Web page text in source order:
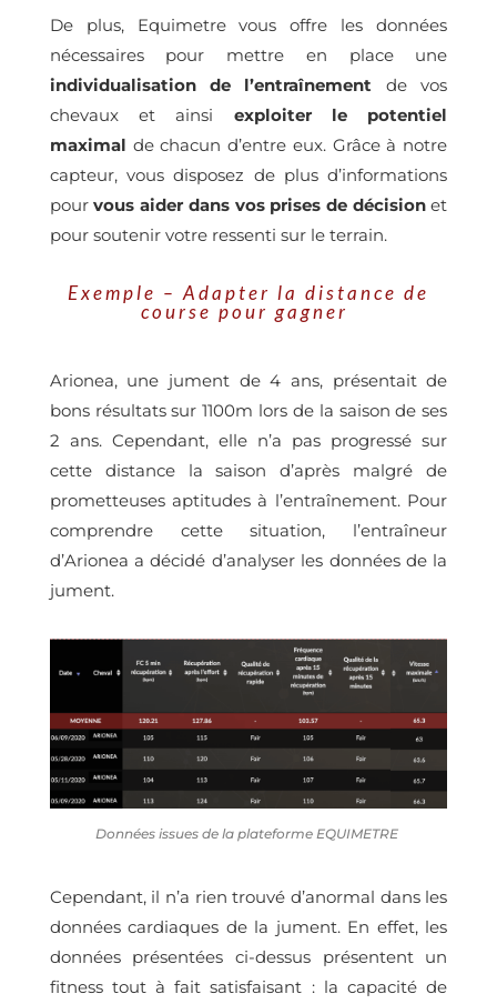
De plus, Equimetre vous offre les données
nécessaires pour mettre en place une
individualisation de l’entraînement de vos
chevaux et ainsi exploiter le potentiel
maximal de chacun d’entre eux. Grâce à notre
capteur, vous disposez de plus d’informations
pourvous aider dans vos prises de décisionet
pour soutenir votre ressenti sur le terrain.
Exemple – Adapter la distance de
course pour gagner
Arionea, une jument de 4 ans, présentait de
bons résultats sur 1100m lors de la saison de ses
2 ans. Cependant, elle n’a pas progressé sur
cette distance la saison d’après malgré de
prometteuses aptitudes à l’entraînement. Pour
comprendre cette situation, l’entraîneur
d’Arionea a décidé d’analyser les données de la
jument.
Données issues de la plateforme EQUIMETRE
Cependant, il n’a rien trouvé d’anormal dans les
données cardiaques de la jument. En effet, les
données présentées ci-dessus présentent un
fitness tout à fait satisfaisant : la capacité de